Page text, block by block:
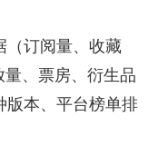
（订阅量、收藏
、票房、衍生品
版本、平台榜单排